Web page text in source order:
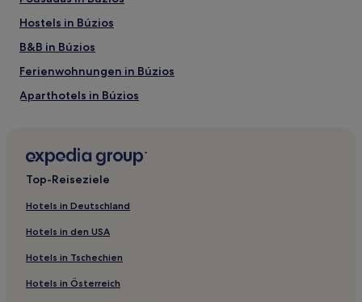
Hostels in Búzios
B&B in Búzios
Ferienwohnungen in Búzios
Aparthotels in Búzios
Pousadas in Braga
Hostels in Cabo Frio
Pousadas in Cabo Frio
Ferienwohnungen in Cabo Frio
Top-Reiseziele
Hotels in Deutschland
Hotels in den USA
Hotels in Tschechien
Hotels in Österreich